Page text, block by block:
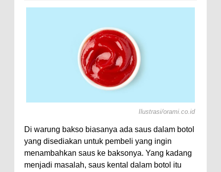
Ilustrasi/orami.co.id
Di warung bakso biasanya ada saus dalam botol
yang disediakan untuk pembeli yang ingin
menambahkan saus ke baksonya. Yang kadang
menjadi masalah, saus kental dalam botol itu